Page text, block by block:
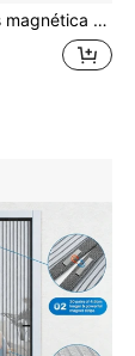
Red antimosquitos magnética DIY, lavable, invisible antiinsectos, red de fibra de poliéster con marco magnético completo